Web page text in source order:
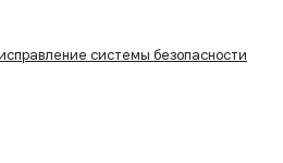
системы безопасности